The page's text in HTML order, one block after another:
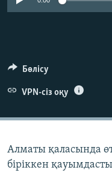
ЖАЗЫЛЫҢЫЗ
Басқа тілдерде
Бөлісу
VPN-сіз оқу
Алматы қаласында
біріккен